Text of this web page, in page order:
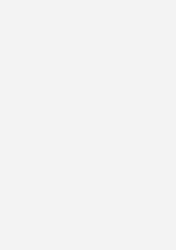
いますのでご了承下さいませ 。